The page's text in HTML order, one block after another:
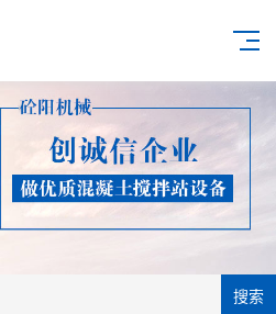
搜索